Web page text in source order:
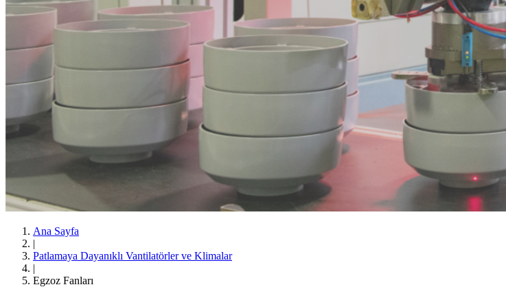
Ana Sayfa
|
Patlamaya Dayanıklı Vantilatörler ve Klimalar
|
Egzoz Fanları